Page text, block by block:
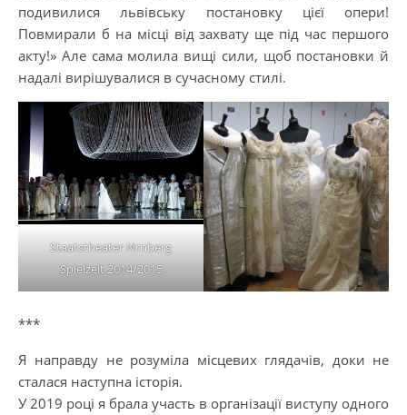
подивилися львівську постановку цієї опери!
Повмирали б на місці від захвату ще під час першого
акту!» Але сама молила вищі сили, щоб постановки й
надалі вирішувалися в сучасному стилі.
Staatstheater Nrnberg
Spielzeit 2014/2015
***
Я направду не розуміла місцевих глядачів, доки не
сталася наступна історія.
У 2019 році я брала участь в організації виступу одного